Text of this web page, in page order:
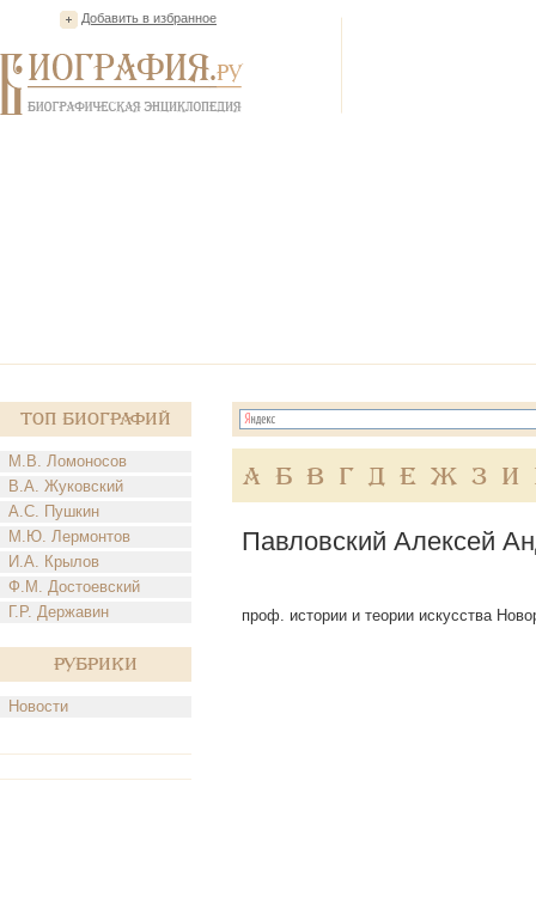
Добавить в избранное
Топ Биографий
М.В. Ломоносов
В.А. Жуковский
А.С. Пушкин
М.Ю. Лермонтов
И.А. Крылов
Ф.М. Достоевский
Г.Р. Державин
Рубрики
Новости
А Б В Г Д Е Ж З И
Павловский Алексей
проф. истории и теории искусства